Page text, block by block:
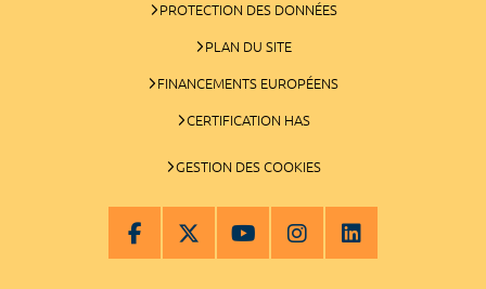
PROTECTION DES DONNÉES
PLAN DU SITE
FINANCEMENTS EUROPÉENS
CERTIFICATION HAS
GESTION DES COOKIES